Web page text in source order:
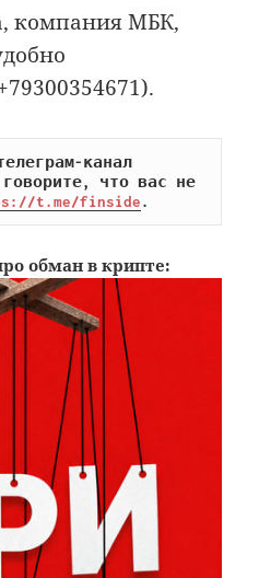
компания МБК,
канал
что вас не
t.me/finside.
обман в крипте: